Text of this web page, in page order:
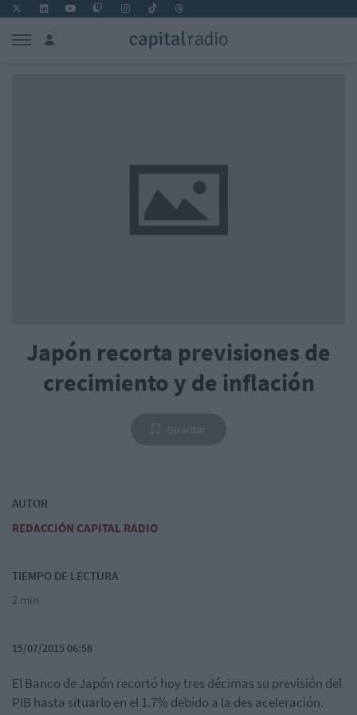
Japón recorta previsiones de
crecimiento y de inflación
AUTOR
REDACCIÓN CAPITAL RADIO
TIEMPO DE LECTURA
2 min
15/07/2015 06:58
El Banco de Japón recortó hoy tres décimas su previsión del
PIB hasta situarlo en el 1.7% debido a la des aceleración.